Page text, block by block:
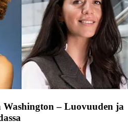
– Luovuuden ja